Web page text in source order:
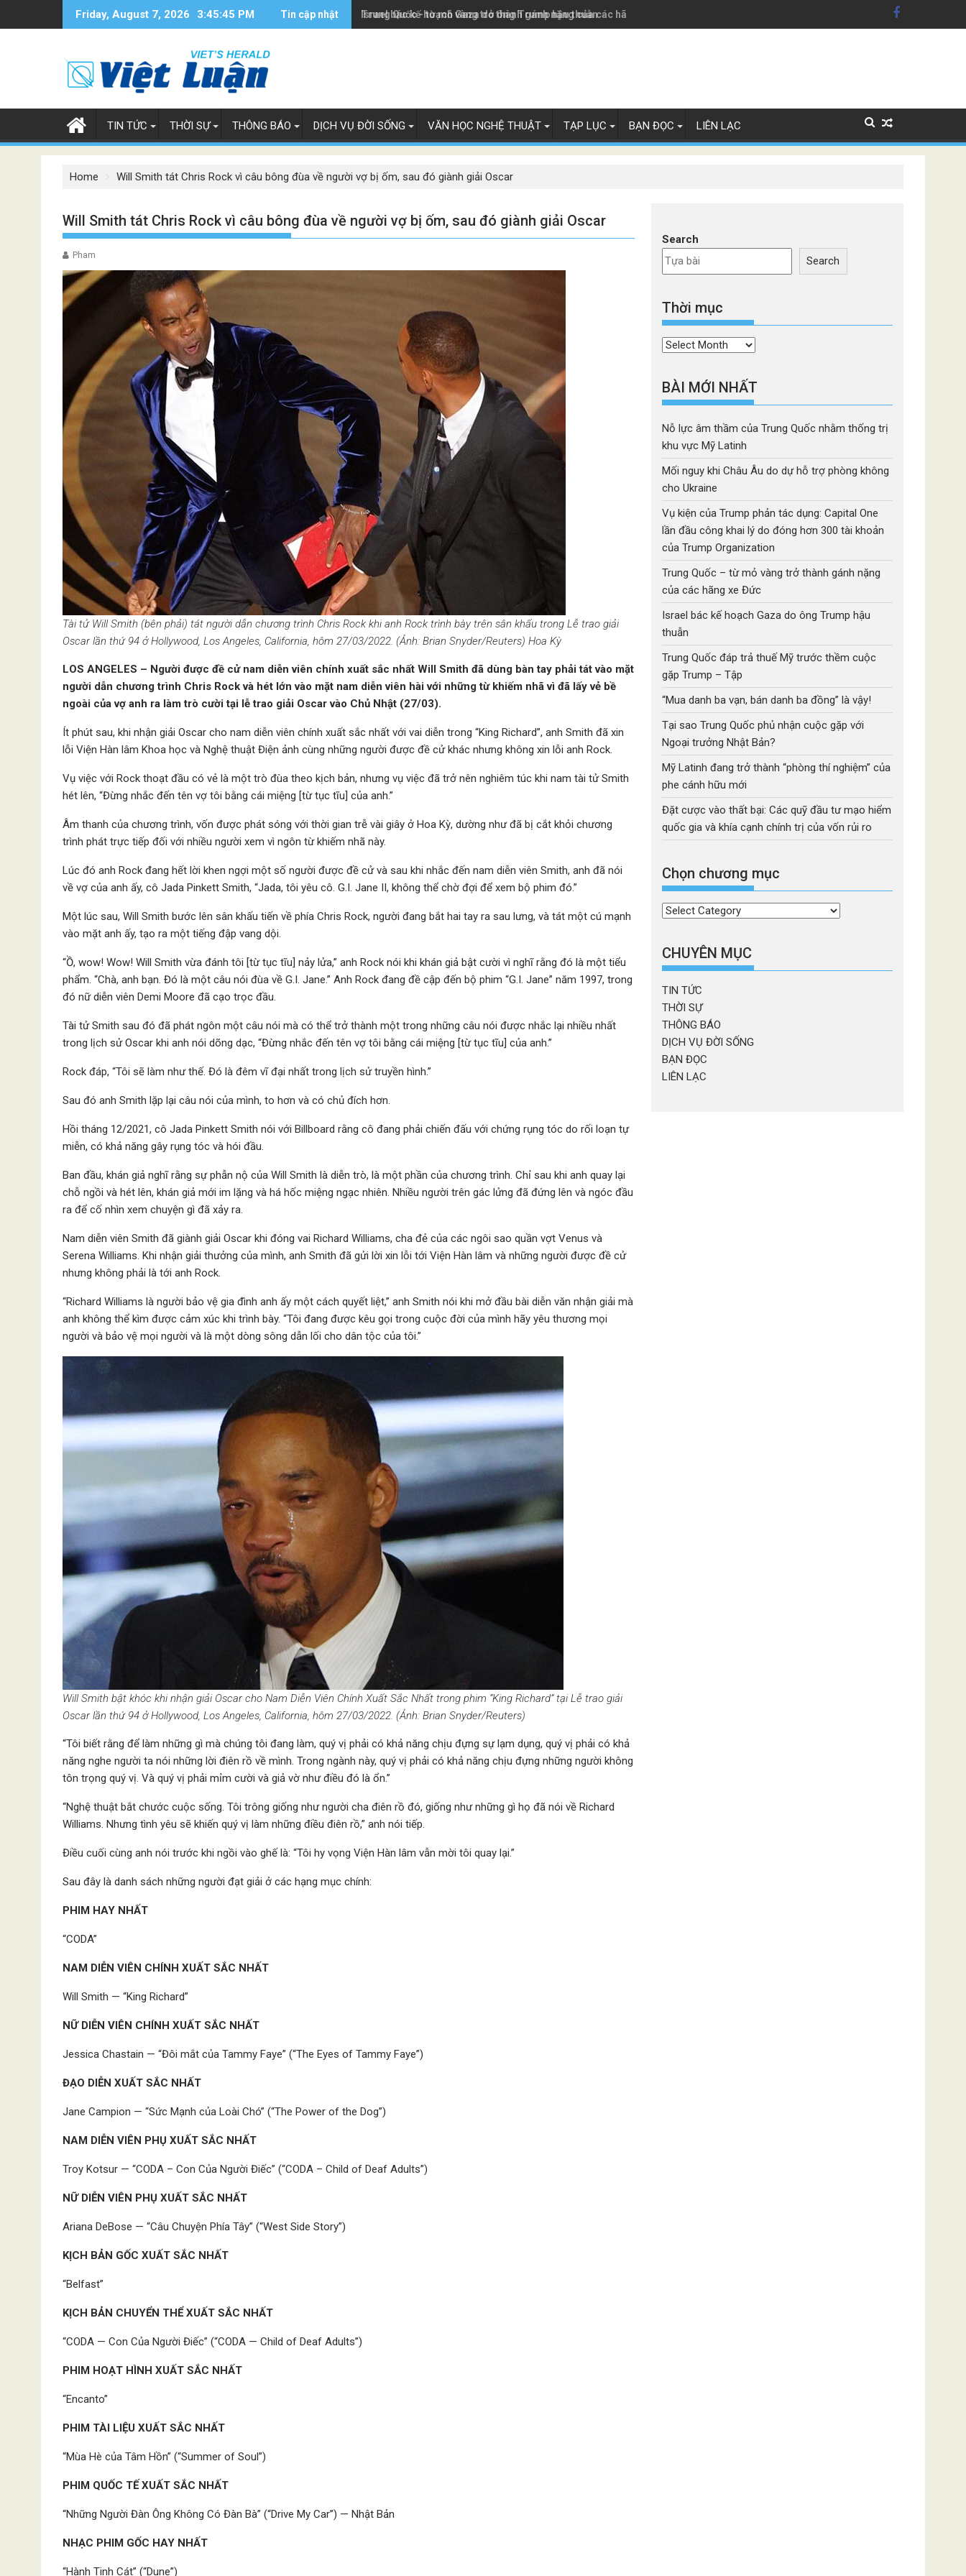
Friday, August 7, 2026 3:45:46 PM Tin cập nhật Trung Quốc - từ mỏ vàng trở thành gánh nặng của các hãng xe Đức
Israel bác kế hoạch Gaza do ông Trump hậu thuẫn
TIN TỨC THỜI SỰ THÔNG BÁO DỊCH VỤ ĐỜI SỐNG VĂN HỌC NGHỆ THUẬT TẠP LỤC BẠN ĐỌC LIÊN LẠC
Home Will Smith tát Chris Rock vì câu bông đùa về người vợ bị ốm, sau đó giành giải Oscar
Will Smith tát Chris Rock vì câu bông đùa về người vợ bị ốm, sau đó giành giải Oscar
Pham
Tài tử Will Smith (bên phải) tát người dẫn chương trình Chris Rock khi anh Rock trình bày trên sân khấu trong Lễ trao giải
Oscar lần thứ 94 ở Hollywood, Los Angeles, California, hôm 27/03/2022. (Ảnh: Brian Snyder/Reuters) Hoa Kỳ
LOS ANGELES – Người được đề cử nam diễn viên chính xuất sắc nhất Will Smith đã dùng bàn tay phải tát vào mặt
người dẫn chương trình Chris Rock và hét lớn vào mặt nam diễn viên hài với những từ khiếm nhã vì đã lấy vẻ bề
ngoài của vợ anh ra làm trò cười tại lễ trao giải Oscar vào Chủ Nhật (27/03).
Ít phút sau, khi nhận giải Oscar cho nam diễn viên chính xuất sắc nhất với vai diễn trong “King Richard”, anh Smith đã xin
lỗi Viện Hàn lâm Khoa học và Nghệ thuật Điện ảnh cùng những người được đề cử khác nhưng không xin lỗi anh Rock.
Vụ việc với Rock thoạt đầu có vẻ là một trò đùa theo kịch bản, nhưng vụ việc đã trở nên nghiêm túc khi nam tài tử Smith
hét lên, “Đừng nhắc đến tên vợ tôi bằng cái miệng [từ tục tĩu] của anh.”
Âm thanh của chương trình, vốn được phát sóng với thời gian trễ vài giây ở Hoa Kỳ, dường như đã bị cắt khỏi chương
trình phát trực tiếp đối với nhiều người xem vì ngôn từ khiếm nhã này.
Lúc đó anh Rock đang hết lời khen ngợi một số người được đề cử và sau khi nhắc đến nam diễn viên Smith, anh đã nói
về vợ của anh ấy, cô Jada Pinkett Smith, “Jada, tôi yêu cô. G.I. Jane II, không thể chờ đợi để xem bộ phim đó.”
Một lúc sau, Will Smith bước lên sân khấu tiến về phía Chris Rock, người đang bắt hai tay ra sau lưng, và tát một cú mạnh
vào mặt anh ấy, tạo ra một tiếng đập vang dội.
“Ồ, wow! Wow! Will Smith vừa đánh tôi [từ tục tĩu] nảy lửa,” anh Rock nói khi khán giả bật cười vì nghĩ rằng đó là một tiểu
phẩm. “Chà, anh bạn. Đó là một câu nói đùa về G.I. Jane.” Anh Rock đang đề cập đến bộ phim “G.I. Jane” năm 1997, trong
đó nữ diễn viên Demi Moore đã cạo trọc đầu.
Tài tử Smith sau đó đã phát ngôn một câu nói mà có thể trở thành một trong những câu nói được nhắc lại nhiều nhất
trong lịch sử Oscar khi anh nói dõng dạc, “Đừng nhắc đến tên vợ tôi bằng cái miệng [từ tục tĩu] của anh.”
Rock đáp, “Tôi sẽ làm như thế. Đó là đêm vĩ đại nhất trong lịch sử truyền hình.”
Sau đó anh Smith lặp lại câu nói của mình, to hơn và có chủ đích hơn.
Hồi tháng 12/2021, cô Jada Pinkett Smith nói với Billboard rằng cô đang phải chiến đấu với chứng rụng tóc do rối loạn tự
miễn, có khả năng gây rụng tóc và hói đầu.
Ban đầu, khán giả nghĩ rằng sự phẫn nộ của Will Smith là diễn trò, là một phần của chương trình. Chỉ sau khi anh quay lại
chỗ ngồi và hét lên, khán giả mới im lặng và há hốc miệng ngạc nhiên. Nhiều người trên gác lửng đã đứng lên và ngóc đầu
ra để cố nhìn xem chuyện gì đã xảy ra.
Nam diễn viên Smith đã giành giải Oscar khi đóng vai Richard Williams, cha đẻ của các ngôi sao quần vợt Venus và
Serena Williams. Khi nhận giải thưởng của mình, anh Smith đã gửi lời xin lỗi tới Viện Hàn lâm và những người được đề cử
nhưng không phải là tới anh Rock.
“Richard Williams là người bảo vệ gia đình anh ấy một cách quyết liệt,” anh Smith nói khi mở đầu bài diễn văn nhận giải mà
anh không thể kìm được cảm xúc khi trình bày. “Tôi đang được kêu gọi trong cuộc đời của mình hãy yêu thương mọi
người và bảo vệ mọi người và là một dòng sông dẫn lối cho dân tộc của tôi.”
Will Smith bật khóc khi nhận giải Oscar cho Nam Diễn Viên Chính Xuất Sắc Nhất trong phim “King Richard” tại Lễ trao giải
Oscar lần thứ 94 ở Hollywood, Los Angeles, California, hôm 27/03/2022. (Ảnh: Brian Snyder/Reuters)
“Tôi biết rằng để làm những gì mà chúng tôi đang làm, quý vị phải có khả năng chịu đựng sự lạm dụng, quý vị phải có khả
năng nghe người ta nói những lời điên rồ về mình. Trong ngành này, quý vị phải có khả năng chịu đựng những người không
tôn trọng quý vị. Và quý vị phải mỉm cười và giả vờ như điều đó là ổn.”
“Nghệ thuật bắt chước cuộc sống. Tôi trông giống như người cha điên rồ đó, giống như những gì họ đã nói về Richard
Williams. Nhưng tình yêu sẽ khiến quý vị làm những điều điên rồ,” anh nói tiếp.
Điều cuối cùng anh nói trước khi ngồi vào ghế là: “Tôi hy vọng Viện Hàn lâm vẫn mời tôi quay lại.”
Sau đây là danh sách những người đạt giải ở các hạng mục chính:
PHIM HAY NHẤT
“CODA”
NAM DIỄN VIÊN CHÍNH XUẤT SẮC NHẤT
Will Smith — “King Richard”
NỮ DIỄN VIÊN CHÍNH XUẤT SẮC NHẤT
Jessica Chastain — “Đôi mắt của Tammy Faye” (“The Eyes of Tammy Faye”)
ĐẠO DIỄN XUẤT SẮC NHẤT
Jane Campion — “Sức Mạnh của Loài Chó” (“The Power of the Dog”)
NAM DIỄN VIÊN PHỤ XUẤT SẮC NHẤT
Troy Kotsur — “CODA – Con Của Người Điếc” (“CODA – Child of Deaf Adults”)
NỮ DIỄN VIÊN PHỤ XUẤT SẮC NHẤT
Ariana DeBose — “Câu Chuyện Phía Tây” (“West Side Story”)
KỊCH BẢN GỐC XUẤT SẮC NHẤT
“Belfast”
KỊCH BẢN CHUYỂN THỂ XUẤT SẮC NHẤT
“CODA — Con Của Người Điếc” (“CODA — Child of Deaf Adults”)
PHIM HOẠT HÌNH XUẤT SẮC NHẤT
“Encanto”
PHIM TÀI LIỆU XUẤT SẮC NHẤT
“Mùa Hè của Tâm Hồn” (“Summer of Soul”)
PHIM QUỐC TẾ XUẤT SẮC NHẤT
“Những Người Đàn Ông Không Có Đàn Bà” (“Drive My Car”) — Nhật Bản
NHẠC PHIM GỐC HAY NHẤT
“Hành Tinh Cát” (“Dune”)
Search
Search
Thời mục
Thời
BÀI MỚI NHẤT
Nỗ lực âm thầm của Trung Quốc nhằm thống trị
khu vực Mỹ Latinh
Mối nguy khi Châu Âu do dự hỗ trợ phòng không
cho Ukraine
Vụ kiện của Trump phản tác dụng: Capital One
lần đầu công khai lý do đóng hơn 300 tài khoản
của Trump Organization
Trung Quốc – từ mỏ vàng trở thành gánh nặng
của các hãng xe Đức
Israel bác kế hoạch Gaza do ông Trump hậu
thuẫn
Trung Quốc đáp trả thuế Mỹ trước thềm cuộc
gặp Trump – Tập
“Mua danh ba vạn, bán danh ba đồng” là vậy!
Tại sao Trung Quốc phủ nhận cuộc gặp với
Ngoại trưởng Nhật Bản?
Mỹ Latinh đang trở thành “phòng thí nghiệm” của
phe cánh hữu mới
Đặt cược vào thất bại: Các quỹ đầu tư mạo hiểm
quốc gia và khía cạnh chính trị của vốn rủi ro
Chọn chương mục
Chọn
mục
CHUYÊN MỤC
TIN TỨC
THỜI SỰ
THÔNG BÁO
DỊCH VỤ ĐỜI SỐNG
BẠN ĐỌC
LIÊN LẠC